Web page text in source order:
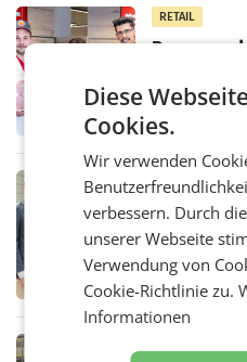
Müller-Filialen
RETAIL
Penny
WIENER
laufenden
erneuert
in Haag
Alles bereit
Albrecht
WIENER
Vorarlberger
Diese
Cookies.
Wir verwenden
verbessern. Durch
unserer Webseite
Verwendung von
Cookie-Richtlinie zu.
Informationen